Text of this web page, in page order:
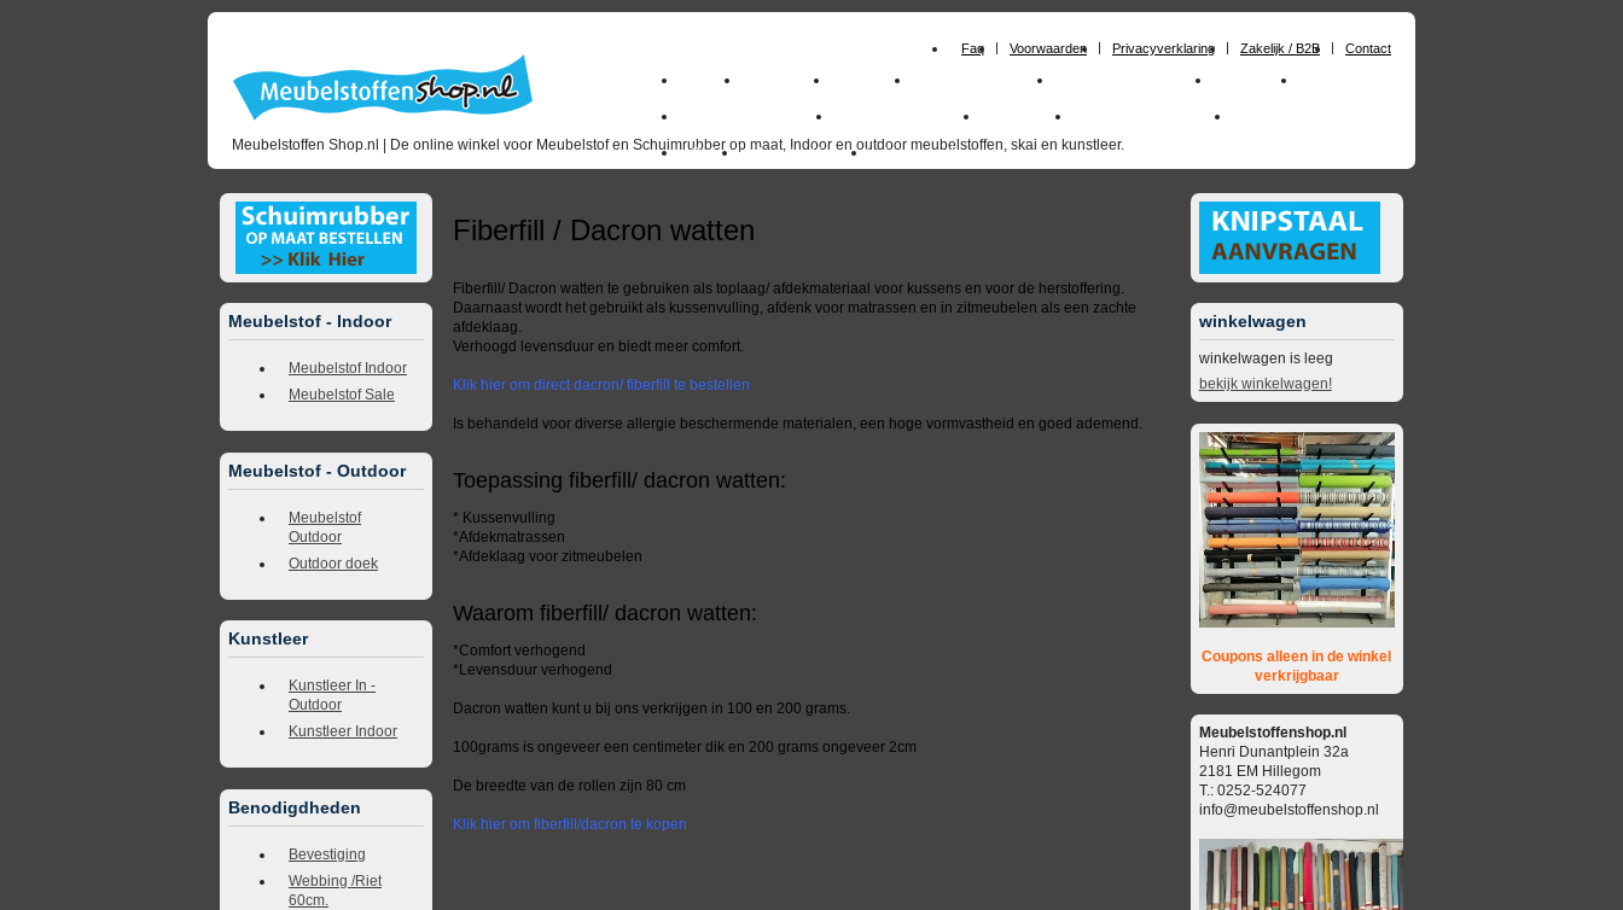
Faq Voorwaarden Privacyverklaring Zakelijk / B2B Contact
Meubelstoffen Shop.nl | De online winkel voor Meubelstof en Schuimrubber op maat, Indoor en outdoor meubelstoffen, skai en kunstleer.
Home Meubelstof Kunstleer Schuimrubberplaten Schuimrubber op maat Materialen
milano_outdoorstoffen skai kunstleer kopen outdoorstof skai_kunstleer outdoor
Outlet Meubelstof indoor duurzaam
Meubelstof - Indoor
Meubelstof Indoor
Meubelstof Sale
Meubelstof - Outdoor
Meubelstof
Outdoor
Outdoor doek
Kunstleer
Kunstleer In -
Outdoor
Kunstleer Indoor
Benodigdheden
Bevestiging
Webbing /Riet
60cm.
Fiberfill / Dacron watten
Fiberfill/ Dacron watten te gebruiken als toplaag/ afdekmateriaal voor kussens en voor de herstoffering.
Daarnaast wordt het gebruikt als kussenvulling, afdenk voor matrassen en in zitmeubelen als een zachte
afdeklaag.
Verhoogd levensduur en biedt meer comfort.
Klik hier om direct dacron/ fiberfill te bestellen
Is behandeld voor diverse allergie beschermende materialen, een hoge vormvastheid en goed ademend.
Toepassing fiberfill/ dacron watten:
* Kussenvulling
*Afdekmatrassen
*Afdeklaag voor zitmeubelen
Waarom fiberfill/ dacron watten:
*Comfort verhogend
*Levensduur verhogend
Dacron watten kunt u bij ons verkrijgen in 100 en 200 grams.
100grams is ongeveer een centimeter dik en 200 grams ongeveer 2cm
De breedte van de rollen zijn 80 cm
Klik hier om fiberfill/dacron te kopen
winkelwagen
winkelwagen is leeg
bekijk winkelwagen!
Coupons alleen in de winkel
verkrijgbaar
Meubelstoffenshop.nl
Henri Dunantplein 32a
2181 EM Hillegom
T.: 0252-524077
info@meubelstoffenshop.nl